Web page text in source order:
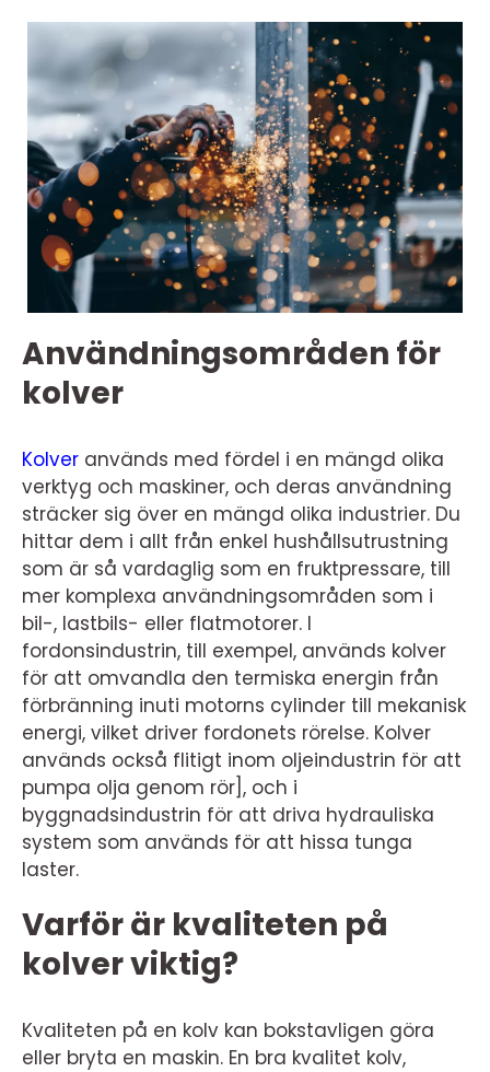
Användningsområden för
kolver
Kolver används med fördel i en mängd olika
verktyg och maskiner, och deras användning
sträcker sig över en mängd olika industrier. Du
hittar dem i allt från enkel hushållsutrustning
som är så vardaglig som en fruktpressare, till
mer komplexa användningsområden som i
bil-, lastbils- eller flatmotorer. I
fordonsindustrin, till exempel, används kolver
för att omvandla den termiska energin från
förbränning inuti motorns cylinder till mekanisk
energi, vilket driver fordonets rörelse. Kolver
används också flitigt inom oljeindustrin för att
pumpa olja genom rör], och i
byggnadsindustrin för att driva hydrauliska
system som används för att hissa tunga
laster.
Varför är kvaliteten på
kolver viktig?
Kvaliteten på en kolv kan bokstavligen göra
eller bryta en maskin. En bra kvalitet kolv,